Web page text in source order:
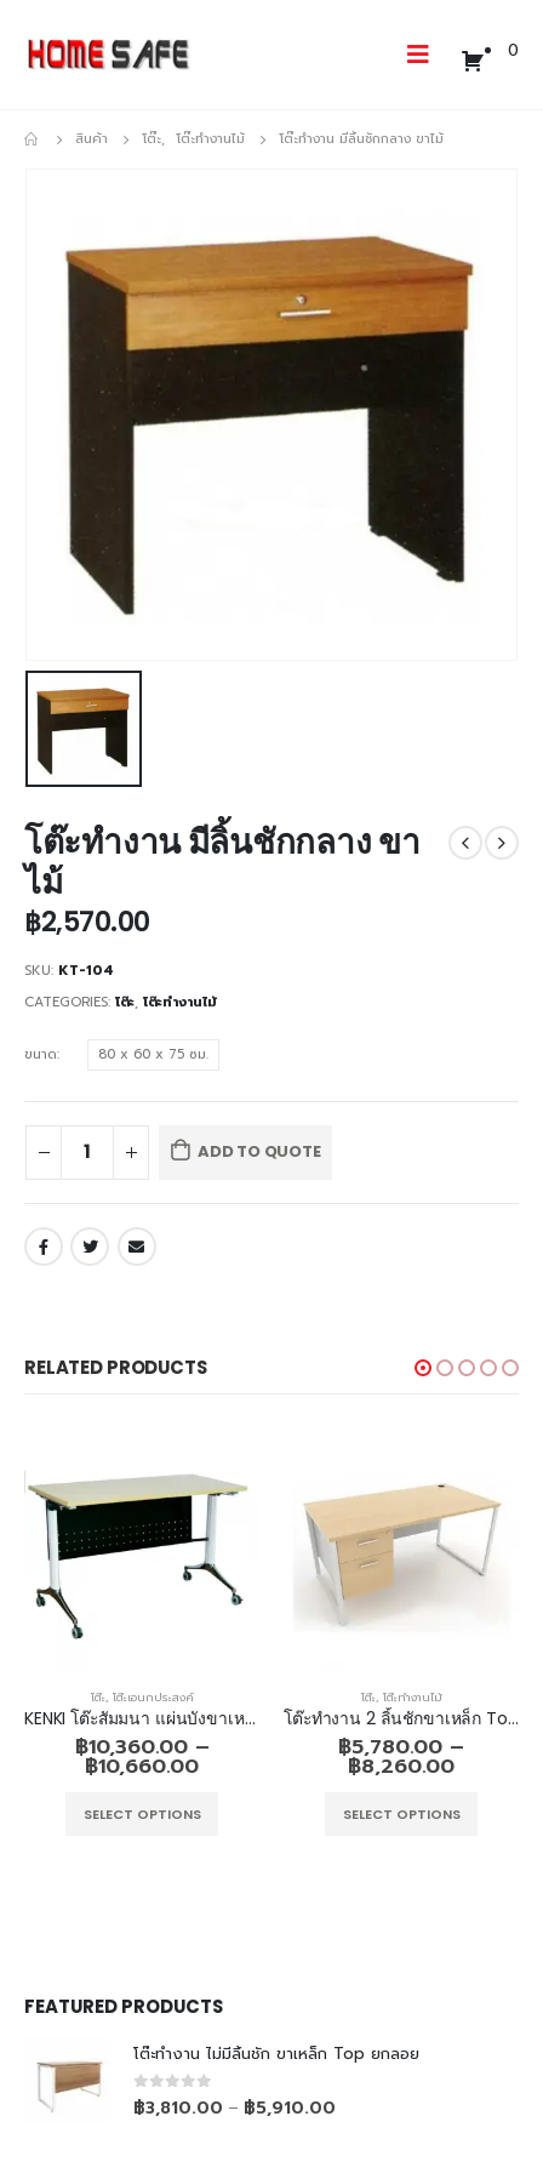
0
สินค้า โต๊ะ, โต๊ะทำงานไม้ โต๊ะทำงาน มีลิ้นชักกลาง ขาไม้
โต๊ะทำงาน มีลิ้นชักกลาง ขา
ไม้
฿2,570.00
SKU: KT-104
CATEGORIES: โต๊ะ, โต๊ะทำงานไม้
ขนาด 80 x 60 x 75 ซม.
ADD TO QUOTE
RELATED PRODUCTS
โต๊ะ, โต๊ะเอนกประสงค์
KENKI โต๊ะสัมมนา แผ่นบังขาเหล็ก หน้าโต๊ะพับได้ มีล้อเลื่อน
฿10,360.00 –
฿10,660.00
SELECT OPTIONS
โต๊ะ, โต๊ะทำงานไม้
โต๊ะทำงาน 2 ลิ้นชักขาเหล็ก Top ยกลอย
฿5,780.00 –
฿8,260.00
SELECT OPTIONS
FEATURED PRODUCTS
โต๊ะทำงาน ไม่มีลิ้นชัก ขาเหล็ก Top ยกลอย
0out of 5
฿3,810.00 – ฿5,910.00